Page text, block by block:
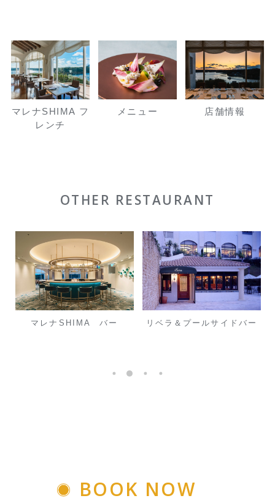
マレナSHIMA フ
レンチ
メニュー 店舗情報
OTHER RESTAURANT
マレナSHIMA バー リベラ＆プールサイドバー
BOOK NOW